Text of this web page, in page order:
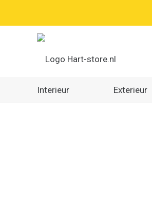
Interieur Exterieur